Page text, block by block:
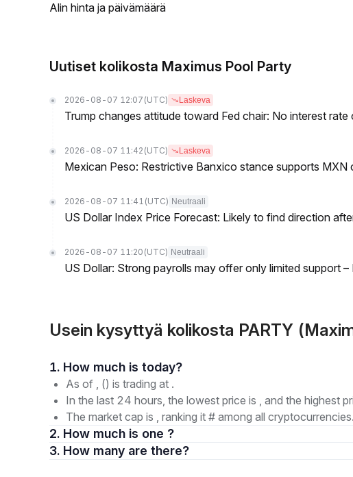
Alin hinta ja päivämäärä
Uutiset kolikosta Maximus Pool Party
2026-08-07 12:07 (UTC) Laskeva
Trump changes attitude toward Fed chair: No interest
2026-08-07 11:42 (UTC) Laskeva
Mexican Peso: Restrictive Banxico stance supports MXN
2026-08-07 11:41 (UTC) Neutraali
US Dollar Index Price Forecast: Likely to find direction
2026-08-07 11:20 (UTC) Neutraali
US Dollar: Strong payrolls may offer only limited support –
Usein kysyttyä kolikosta PARTY
1. How much is today?
As of , () is trading at .
In the last 24 hours, the lowest price is , and the highest
The market cap is , ranking it # among all cryptocurrencies.
2. How much is one ?
3. How many are there?